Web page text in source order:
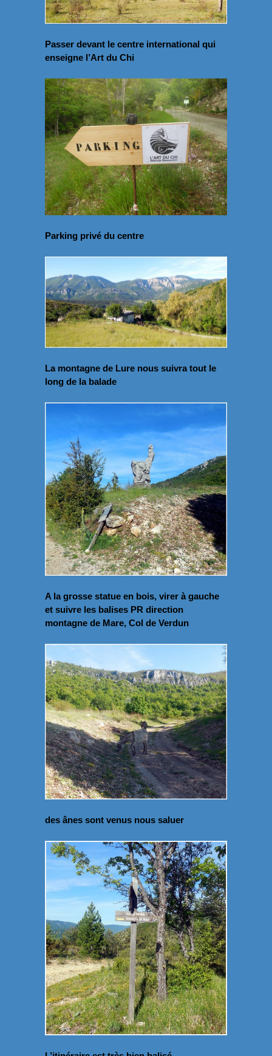
Passer devant le centre international qui
enseigne l’Art du Chi
Parking privé du centre
La montagne de Lure nous suivra tout le
long de la balade
A la grosse statue en bois, virer à gauche
et suivre les balises PR direction
montagne de Mare, Col de Verdun
des ânes sont venus nous saluer